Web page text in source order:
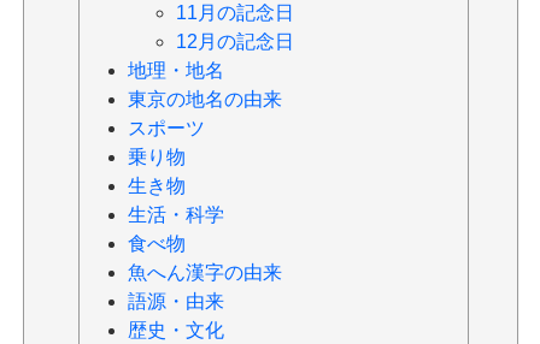
11月の記念日
12月の記念日
地理・地名
東京の地名の由来
スポーツ
乗り物
生き物
生活・科学
食べ物
魚へん漢字の由来
語源・由来
歴史・文化